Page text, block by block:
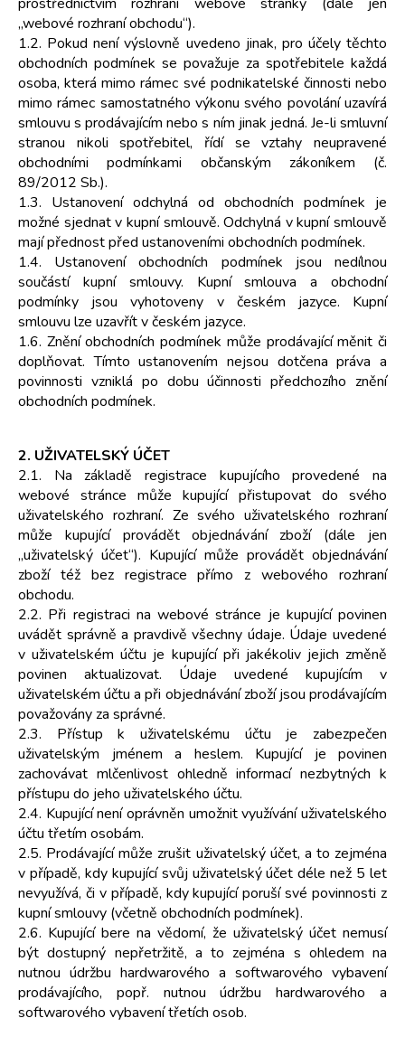
prostřednictvím rozhraní webové stránky (dále jen
„webové rozhraní obchodu“).
1.2. Pokud není výslovně uvedeno jinak, pro účely těchto
obchodních podmínek se považuje za spotřebitele každá
osoba, která mimo rámec své podnikatelské činnosti nebo
mimo rámec samostatného výkonu svého povolání uzavírá
smlouvu s prodávajícím nebo s ním jinak jedná. Je-li smluvní
stranou nikoli spotřebitel, řídí se vztahy neupravené
obchodními podmínkami občanským zákoníkem (č.
89/2012 Sb.).
1.3. Ustanovení odchylná od obchodních podmínek je
možné sjednat v kupní smlouvě. Odchylná v kupní smlouvě
mají přednost před ustanoveními obchodních podmínek.
1.4. Ustanovení obchodních podmínek jsou nedílnou
součástí kupní smlouvy. Kupní smlouva a obchodní
podmínky jsou vyhotoveny v českém jazyce. Kupní
smlouvu lze uzavřít v českém jazyce.
1.6. Znění obchodních podmínek může prodávající měnit či
doplňovat. Tímto ustanovením nejsou dotčena práva a
povinnosti vzniklá po dobu účinnosti předchozího znění
obchodních podmínek.
2. UŽIVATELSKÝ ÚČET
2.1. Na základě registrace kupujícího provedené na
webové stránce může kupující přistupovat do svého
uživatelského rozhraní. Ze svého uživatelského rozhraní
může kupující provádět objednávání zboží (dále jen
„uživatelský účet“). Kupující může provádět objednávání
zboží též bez registrace přímo z webového rozhraní
obchodu.
2.2. Při registraci na webové stránce je kupující povinen
uvádět správně a pravdivě všechny údaje. Údaje uvedené
v uživatelském účtu je kupující při jakékoliv jejich změně
povinen aktualizovat. Údaje uvedené kupujícím v
uživatelském účtu a při objednávání zboží jsou prodávajícím
považovány za správné.
2.3. Přístup k uživatelskému účtu je zabezpečen
uživatelským jménem a heslem. Kupující je povinen
zachovávat mlčenlivost ohledně informací nezbytných k
přístupu do jeho uživatelského účtu.
2.4. Kupující není oprávněn umožnit využívání uživatelského
účtu třetím osobám.
2.5. Prodávající může zrušit uživatelský účet, a to zejména
v případě, kdy kupující svůj uživatelský účet déle než 5 let
nevyužívá, či v případě, kdy kupující poruší své povinnosti z
kupní smlouvy (včetně obchodních podmínek).
2.6. Kupující bere na vědomí, že uživatelský účet nemusí
být dostupný nepřetržitě, a to zejména s ohledem na
nutnou údržbu hardwarového a softwarového vybavení
prodávajícího, popř. nutnou údržbu hardwarového a
softwarového vybavení třetích osob.